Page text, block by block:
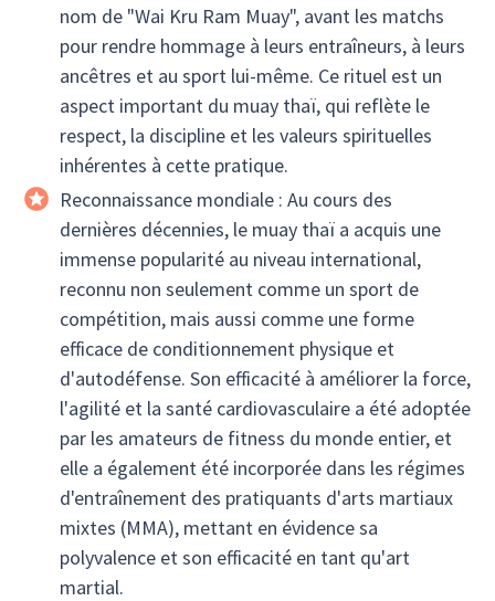
nom de "Wai Kru Ram Muay", avant les matchs
pour rendre hommage à leurs entraîneurs, à leurs
ancêtres et au sport lui-même. Ce rituel est un
aspect important du muay thaï, qui reflète le
respect, la discipline et les valeurs spirituelles
inhérentes à cette pratique.
Reconnaissance mondiale : Au cours des
dernières décennies, le muay thaï a acquis une
immense popularité au niveau international,
reconnu non seulement comme un sport de
compétition, mais aussi comme une forme
efficace de conditionnement physique et
d'autodéfense. Son efficacité à améliorer la force,
l'agilité et la santé cardiovasculaire a été adoptée
par les amateurs de fitness du monde entier, et
elle a également été incorporée dans les régimes
d'entraînement des pratiquants d'arts martiaux
mixtes (MMA), mettant en évidence sa
polyvalence et son efficacité en tant qu'art
martial.